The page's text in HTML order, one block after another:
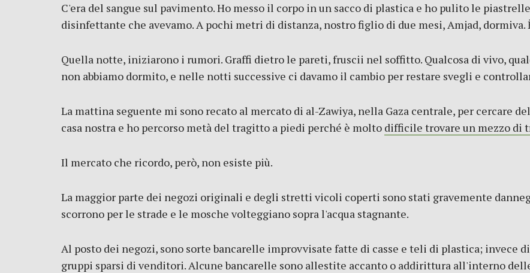
C'era del sangue sul pavimento. Ho messo il corpo in un sacco di plastica e ho pulito le
disinfettante che avevamo. A pochi metri di distanza, nostro figlio di due mesi, Amjad, dormiva.
Quella notte, iniziarono i rumori. Graffi dietro le pareti, fruscii nel soffitto. Qualcosa di vivo,
non abbiamo dormito, e nelle notti successive ci davamo il cambio per restare svegli e
La mattina seguente mi sono recato al mercato di al-Zawiya, nella Gaza centrale, per cercare
casa nostra e ho percorso metà del tragitto a piedi perché è molto difficile trovare un mezzo di
Il mercato che ricordo, però, non esiste più.
La maggior parte dei negozi originali e degli stretti vicoli coperti sono stati gravemente
scorrono per le strade e le mosche volteggiano sopra l'acqua stagnante.
Al posto dei negozi, sono sorte bancarelle improvvisate fatte di casse e teli di plastica; invece
gruppi sparsi di venditori. Alcune bancarelle sono allestite accanto o addirittura all'interno